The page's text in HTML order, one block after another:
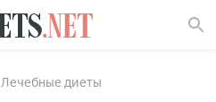
Лечебные диеты